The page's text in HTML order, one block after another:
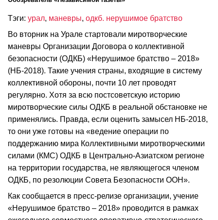
Тэги: урал, маневры, одкб. нерушимое братство
Во вторник на Урале стартовали миротворческие
маневры Организации Договора о коллективной
безопасности (ОДКБ) «Нерушимое братство – 2018»
(НБ-2018). Такие учения страны, входящие в систему
коллективной обороны, почти 10 лет проводят
регулярно. Хотя за всю постсоветскую историю
миротворческие силы ОДКБ в реальной обстановке не
применялись. Правда, если оценить замысел НБ-2018,
то они уже готовы на «ведение операции по
поддержанию мира Коллективными миротворческими
силами (КМС) ОДКБ в Центрально-Азиатском регионе
на территории государства, не являющегося членом
ОДКБ, по резолюции Совета Безопасности ООН».
Как сообщается в пресс-релизе организации, учение
«Нерушимое братство – 2018» проводится в рамках